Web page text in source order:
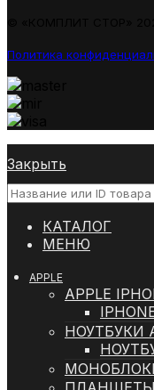
Политика
Закрыть
КАТАЛОГ
МЕНЮ
APPLE
APPLE
НОУТБУКИ